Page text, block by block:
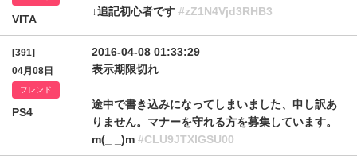
VITA
↓追記初心者です #zZ1N4Vjd3RHB3
[391]
04月08日
フレンド
PS4
2016-04-08 01:33:29
表示期限切れ
途中で書き込みになってしまいました、申し訳あ
りません。マナーを守れる方を募集しています。
m(_ _)m #CLU9JTXlGSU00